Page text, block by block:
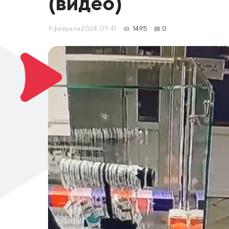
9 февраля 2024, 09:41 1495 0